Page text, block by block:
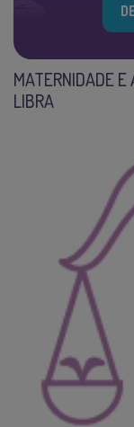
MATERNIDADE E
LIBRA